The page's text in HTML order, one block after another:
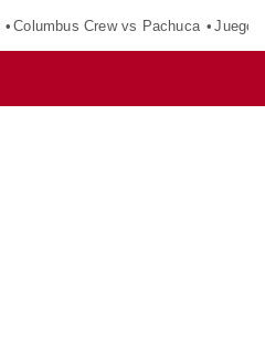
Columbus Crew vs Pachuca